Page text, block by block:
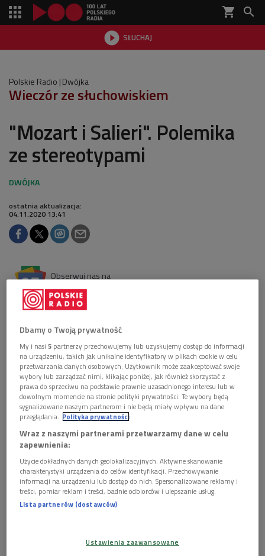
shopping_cart 
 SŁUCHAJ

Polskie Radio Dwójka
Wieczór ze słuchowiskiem
"Mozart i Salieri". Polemika
ze stereotypami
ostatnia aktualizacja:
04.11.2020 13:41
Obserwuj nas na
Słuchowisko "Mozart i Salieri" powstało na
Puszkina. Rosyjski autor pierwszy wprowadził do
kultury motyw rywalizacji obdarzonego talentem
Wolfganga Amadeusza Mozarta z wyrobnikiem i
rzemieślnikiem muzycznym Antonio Salierim.
Foto: Grzegorz Śledź/PR
Dbamy o Twoją prywatność
My i nasi5 partnerzy przechowujemy lub uzyskujemy dostęp do informacji
na urządzeniu, takich jak unikalne identyfikatory w plikach cookie w celu
przetwarzania danych osobowych. Użytkownik może zaakceptować swoje
wybory lub zarządzać nimi, klikając poniżej, jak również skorzystać z
prawa do sprzeciwu na podstawie prawnie uzasadnionego interesu lub w
dowolnym momencie na stronie polityki prywatności. Te wybory będą
sygnalizowane naszym partnerom i nie będą miały wpływu na dane
przeglądania. Polityka prywatności
Wraz z naszymi partnerami przetwarzamy dane w celu
zapewnienia:
Użycie dokładnych danych geolokalizacyjnych. Aktywne skanowanie
charakterystyki urządzenia do celów identyfikacji. Przechowywanie
informacji na urządzeniu lub dostęp do nich. Spersonalizowane reklamy i
treści, pomiar reklam i treści, badnie odbiorców i ulepszanie usług.
Lista partnerów (dostawców)
Ustawienia zaawansowane